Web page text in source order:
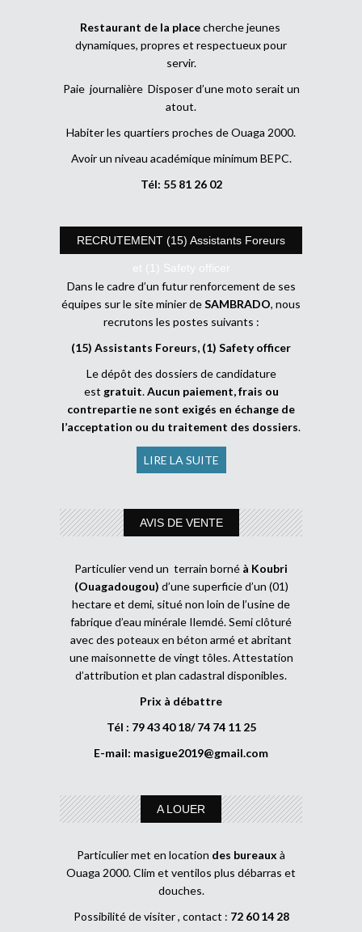
Restaurant de la placecherche jeunes
dynamiques, propres et respectueux pour
servir.
Paie journalière Disposer d’une moto serait un
atout.
Habiter les quartiers proches de Ouaga 2000.
Avoir un niveau académique minimum BEPC.
Tél: 55 81 26 02
RECRUTEMENT (15) Assistants Foreurs
et (1) Safety officer
Dans le cadre d’un futur renforcement de ses
équipes sur le site minier deSAMBRADO, nous
recrutons les postes suivants :
(15) Assistants Foreurs, (1) Safety officer
Le dépôt des dossiers de candidature
est gratuit.Aucun paiement, frais ou
contrepartie ne sont exigés en échange de
l’acceptation ou du traitement des dossiers.
LIRE LA SUITE
AVIS DE VENTE
Particulier vend un terrain borné à Koubri
(Ouagadougou) d’une superficie d’un (01)
hectare et demi, situé non loin de l’usine de
fabrique d’eau minérale Ilemdé. Semi clôturé
avec des poteaux en béton armé et abritant
une maisonnette de vingt tôles. Attestation
d’attribution et plan cadastral disponibles.
Prix à débattre
Tél : 79 43 40 18/ 74 74 11 25
E-mail: masigue2019@gmail.com
A LOUER
Particulier met en location des bureaux à
Ouaga 2000. Clim et ventilos plus débarras et
douches.
Possibilité de visiter , contact : 72 60 14 28